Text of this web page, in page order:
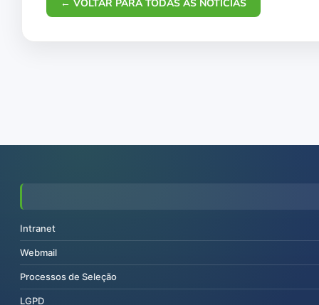
← VOLTAR PARA TODAS AS NOTÍCIAS
Intranet
Webmail
Processos de Seleção
LGPD